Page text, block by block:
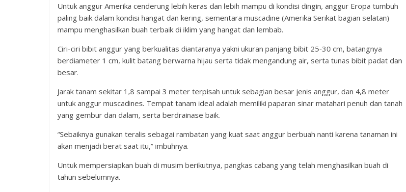
Untuk anggur Amerika cenderung lebih keras dan lebih mampu di kondisi dingin, anggur Eropa tumbuh
paling baik dalam kondisi hangat dan kering, sementara muscadine (Amerika Serikat bagian selatan)
mampu menghasilkan buah terbaik di iklim yang hangat dan lembab.
Ciri-ciri bibit anggur yang berkualitas diantaranya yakni ukuran panjang bibit 25-30 cm, batangnya
berdiameter 1 cm, kulit batang berwarna hijau serta tidak mengandung air, serta tunas bibit padat dan
besar.
Jarak tanam sekitar 1,8 sampai 3 meter terpisah untuk sebagian besar jenis anggur, dan 4,8 meter
untuk anggur muscadines. Tempat tanam ideal adalah memiliki paparan sinar matahari penuh dan tanah
yang gembur dan dalam, serta berdrainase baik.
“Sebaiknya gunakan teralis sebagai rambatan yang kuat saat anggur berbuah nanti karena tanaman ini
akan menjadi berat saat itu,” imbuhnya.
Untuk mempersiapkan buah di musim berikutnya, pangkas cabang yang telah menghasilkan buah di
tahun sebelumnya.